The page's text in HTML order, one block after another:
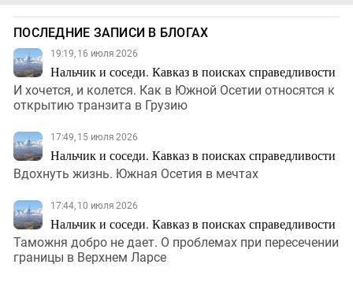
ПОСЛЕДНИЕ ЗАПИСИ В БЛОГАХ
19:19, 16 июля 2026
Нальчик и соседи. Кавказ в поисках справедливости
И хочется, и колется. Как в Южной Осетии относятся к
открытию транзита в Грузию
17:49, 15 июля 2026
Нальчик и соседи. Кавказ в поисках справедливости
Вдохнуть жизнь. Южная Осетия в мечтах
17:44, 10 июля 2026
Нальчик и соседи. Кавказ в поисках справедливости
Таможня добро не дает. О проблемах при пересечении
границы в Верхнем Ларсе